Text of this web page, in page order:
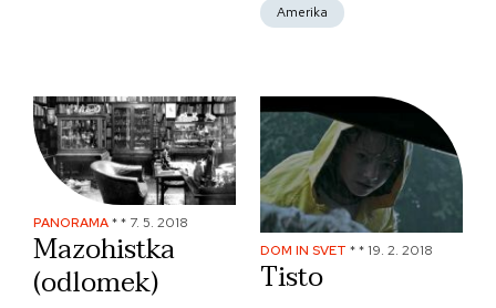
Amerika
PANORAMA** 7. 5. 2018
Mazohistka
(odlomek)
DOM IN SVET ** 19. 2. 2018
Tisto